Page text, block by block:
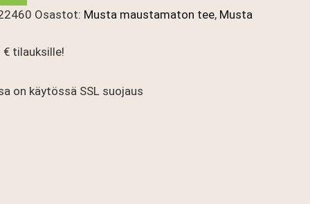
Osastot: Musta maustamaton tee, Musta
tilauksille!
on käytössä SSL suojaus